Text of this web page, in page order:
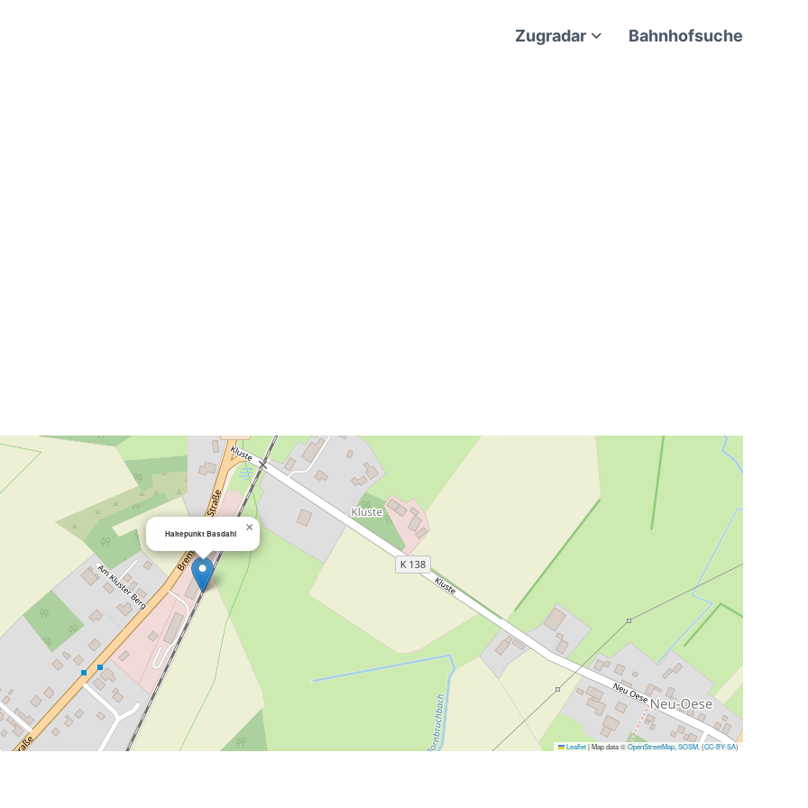
Zugradar Bahnhofsuche
Haltepunkt Basdahl ×
Leaflet|Map data ©OpenStreetMap SOSM , (CC-BY-SA)